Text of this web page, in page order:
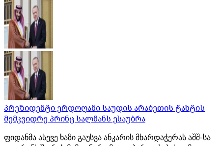
პრეზიდენტი ერდოღანი საუდის არაბეთის ტახტის
მემკვიდრე პრინც სალმანს ესაუბრა
ფიდანმა ასევე ხაზი გაუსვა ანკარის მხარდაჭერას აშშ-სა